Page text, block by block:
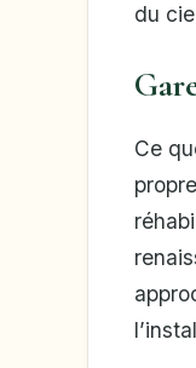
du
Ce